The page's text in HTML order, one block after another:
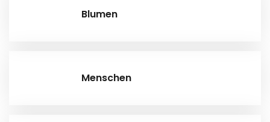
Blumen
Menschen